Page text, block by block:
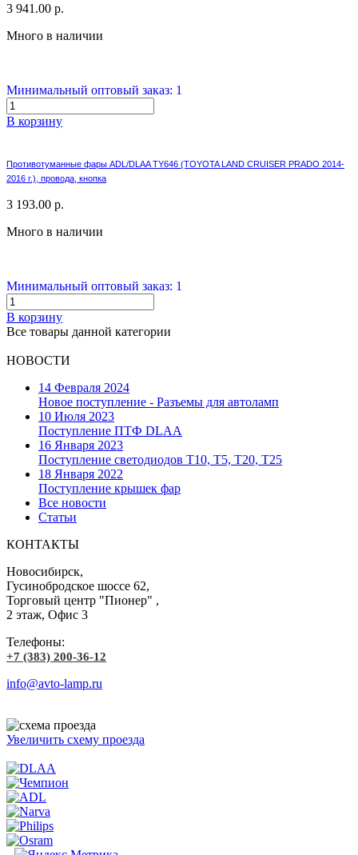
3 941.00 р.
Много в наличии
Минимальный оптовый заказ: 1
В корзину
Противотуманные фары ADL/DLAA TY646 (TOYOTA LAND CRUISER PRADO 2014-
2016 г.), провода, кнопка
3 193.00 р.
Много в наличии
Минимальный оптовый заказ: 1
В корзину
Все товары данной категории
НОВОСТИ
14 Февраля 2024
Новое поступление - Разъемы для автоламп
10 Июля 2023
Поступление ПТФ DLAA
16 Января 2023
Поступление светодиодов T10, T5, T20, T25
18 Января 2022
Поступление крышек фар
Все новости
Статьи
КОНТАКТЫ
Новосибирск,
Гусинобродское шоссе 62,
Торговый центр "Пионер" ,
2 этаж, Офис 3
Телефоны:
+7 (383) 200-36-12
info@avto-lamp.ru
Увеличить схему проезда